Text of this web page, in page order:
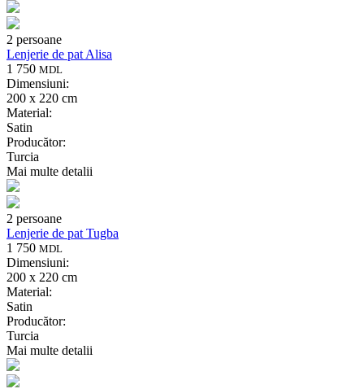
2 persoane
Lenjerie de pat Alisa
1 750 MDL
Dimensiuni:
200 x 220 cm
Material:
Satin
Producător:
Turcia
Mai multe detalii
2 persoane
Lenjerie de pat Tugba
1 750 MDL
Dimensiuni:
200 x 220 cm
Material:
Satin
Producător:
Turcia
Mai multe detalii